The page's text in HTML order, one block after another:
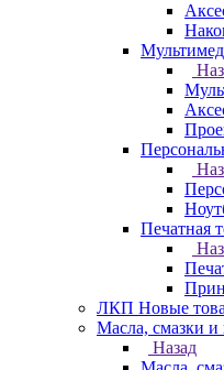
Печатная
ЛКП Новые
Масла, смазки
Назад